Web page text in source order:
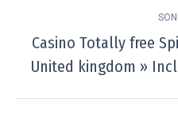
Casino Totally free
United kingdom »